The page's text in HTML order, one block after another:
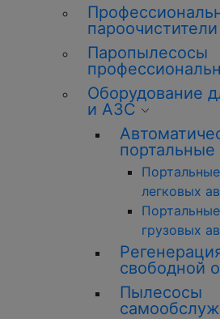
пароочистители
Паропылесосы
Оборудование
и АЗС
легковых
грузовых
свободной
Пылесосы